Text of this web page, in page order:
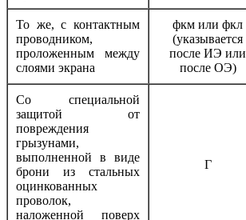
То же, с контактным
проводником,
проложенным между
слоями экрана
фкм или фкл
(указывается
после ИЭ или
после ОЭ)
Со специальной
защитой от
повреждения
грызунами,
выполненной в виде
брони из стальных
оцинкованных
проволок,
наложенной поверх
Г